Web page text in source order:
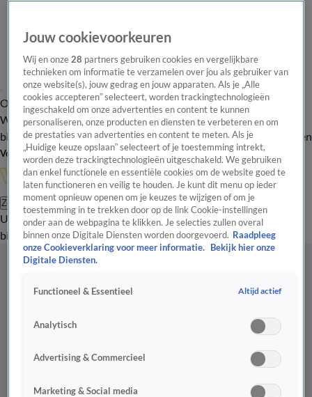
Overzicht Onze programma's Uitzendingen Onze gezichten
In de
WandelgangenInterviewsUitzending
bijwonenPodcastShopVeelgestelde vragenKijkersvraag insturen
Volg Vandaag Inside
Zoeken
UitzendingenVandaag InsideDe OranjezomerShopUitzending
bijwonen
Jouw cookievoorkeuren
Wij en onze28 partners gebruiken cookies en vergelijkbare
technieken om informatie te verzamelen over jou als gebruiker van
onze website(s), jouw gedrag en jouw apparaten. Als je „Alle
cookies accepteren” selecteert, worden trackingtechnologieën
ingeschakeld om onze advertenties en content te kunnen
personaliseren, onze producten en diensten te verbeteren en om
de prestaties van advertenties en content te meten. Als je
„Huidige keuze opslaan” selecteert of je toestemming intrekt,
worden deze trackingtechnologieën uitgeschakeld. We gebruiken
dan enkel functionele en essentiële cookies om de website goed te
laten functioneren en veilig te houden. Je kunt dit menu op ieder
moment opnieuw openen om je keuzes te wijzigen of om je
toestemming in te trekken door op de link Cookie-instellingen
onder aan de webpagina te klikken. Je selecties zullen overal
binnen onze Digitale Diensten worden doorgevoerd. Raadpleeg
onze Cookieverklaring voor meer informatie.
Bekijk hier onze
Digitale Diensten.
Functioneel & Essentieel Altijd actief
Analytisch
Advertising & Commercieel
Marketing & Social media